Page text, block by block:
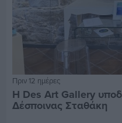
Πριν 12 ημέρες
Η Des Art Gallery
Δέσποινας Σταθάκη